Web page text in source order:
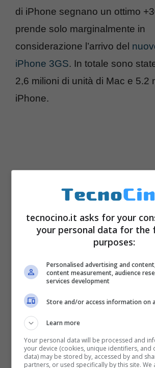
di iPhone segnano un ottimo
prende solo marginalmente in
considerazione l’arrivo del
iPhone 3GS. In totale sono
2,6 milioni di unità di Mac e 5.2
iPhone.
tecnocino.it asks for your
your personal data for the
purposes:
Personalised advertising and
content measurement, audience
services development
Store and/or access information on
Learn more
Your personal data will be processed and
your device (cookies, unique identifiers, and
data) may be stored by, accessed by and
partners, or used specifically by this site.